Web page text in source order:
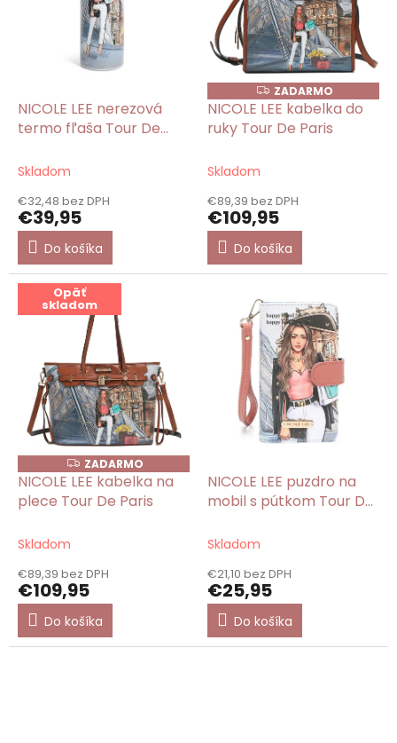
NICOLE LEE nerezová
termo fľaša Tour De
Skladom
€32,48 bez DPH
€39,95
Do košíka
Z
A
D
A
ZADARMO
NICOLE LEE kabelka do
ruky Tour De Paris
Skladom
€89,39 bez DPH
€109,95
Do košíka
Opäť
skladom
Z
A
D
A
ZADARMO
NICOLE LEE kabelka na
plece Tour De Paris
Skladom
€89,39 bez DPH
€109,95
Do košíka
NICOLE LEE puzdro na
mobil s pútkom Tour De
Skladom
€21,10 bez DPH
€25,95
Do košíka